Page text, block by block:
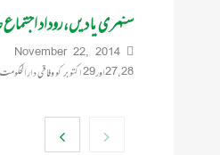
سنہری یا دیں، روداد اجتما
November 22, 2014
27،28اور29 اکتوبر کو وفاقی دارالحکومت اسلام آباد اور اس کے جڑواں شہر راولپنڈی کے قریب مدینۃالعلم قرطبہ میں جماعت اسلامی…